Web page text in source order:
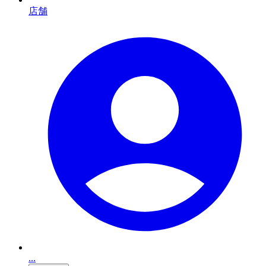
店舗
...